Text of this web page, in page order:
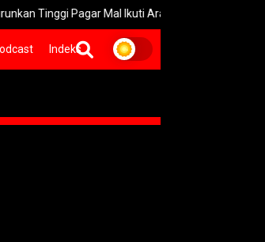
Pagar Mal Ikuti Arahan Wali Kota Surabaya
Indeks